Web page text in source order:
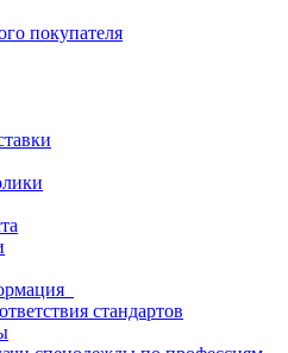
покупателя
стандартов